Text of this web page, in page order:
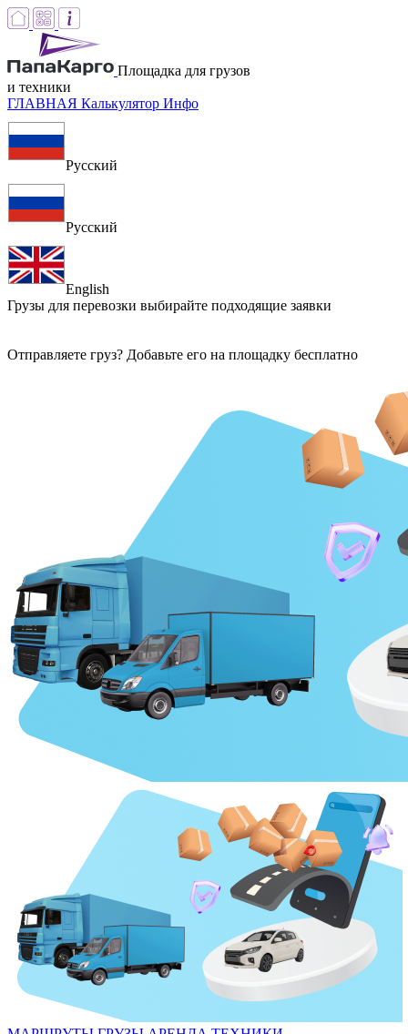
Площадка для грузов
и техники
ГЛАВНАЯ Калькулятор Инфо
Русский
Русский
English
Грузы для перевозки выбирайте подходящие заявки
Отправляете груз? Добавьте его на площадку бесплатно